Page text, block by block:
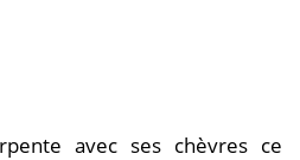
avec ses chèvres ce